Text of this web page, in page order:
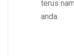
terus
anda.